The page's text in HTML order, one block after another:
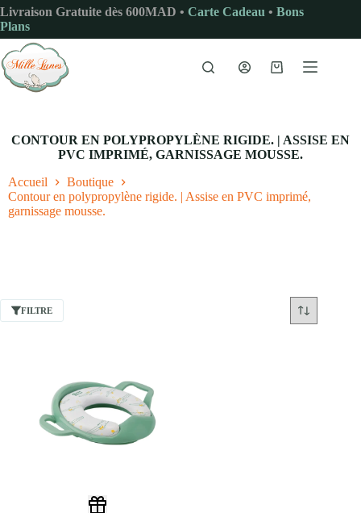
Passer
au
contenu
Livraison Gratuite dès 600MAD • Carte Cadeau • Bons
Plans
Panier
CONTOUR EN POLYPROPYLÈNE RIGIDE. | ASSISE EN
PVC IMPRIMÉ, GARNISSAGE MOUSSE.
Accueil
Boutique
Contour en polypropylène rigide. | Assise en PVC imprimé,
garnissage mousse.
FILTRE